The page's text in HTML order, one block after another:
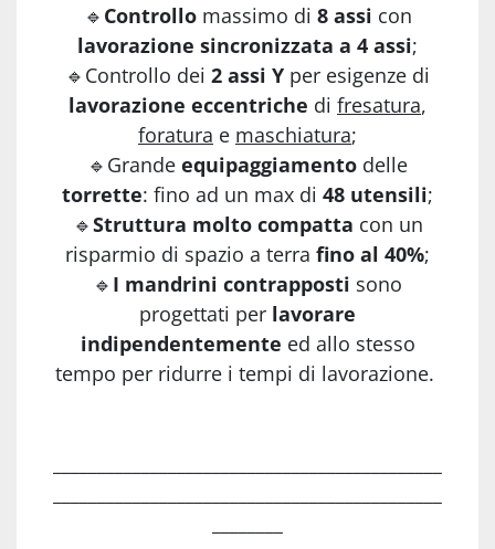
🔹 Controllomassimo di 8 assi con
lavorazione sincronizzata a 4 assi;
🔹Controllo dei 2 assi Y per esigenze di
lavorazione eccentriche di fresatura,
foratura e maschiatura;
🔹Grande equipaggiamento delle
torrette: fino ad un max di 48 utensili;
🔹Struttura molto compatta con un
risparmio di spazio a terra fino al 40%;
🔹 I mandrini contrapposti sono
progettati per lavorare
indipendentemente ed allo stesso
tempo per ridurre i tempi di lavorazione.